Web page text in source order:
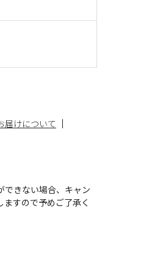
届けについて
きない場合、キャン
すので予めご了承く